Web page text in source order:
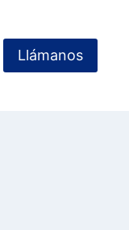
Llámanos